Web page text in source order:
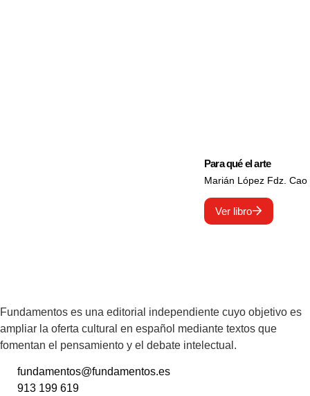
Para qué el arte
Marián López Fdz. Cao
Ver libro
Fundamentos es una editorial independiente cuyo objetivo es
ampliar la oferta cultural en español mediante textos que
fomentan el pensamiento y el debate intelectual.
fundamentos@fundamentos.es
913 199 619